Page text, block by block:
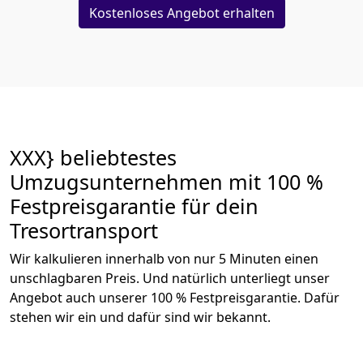
Kostenloses Angebot erhalten
XXX} beliebtestes
Umzugsunternehmen mit 100 %
Festpreisgarantie für dein
Tresortransport
Wir kalkulieren innerhalb von nur 5 Minuten einen
unschlagbaren Preis. Und natürlich unterliegt unser
Angebot auch unserer 100 % Festpreisgarantie. Dafür
stehen wir ein und dafür sind wir bekannt.